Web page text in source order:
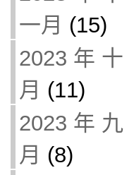
一月 (15)
2023 年 十
月 (11)
2023 年 九
月 (8)